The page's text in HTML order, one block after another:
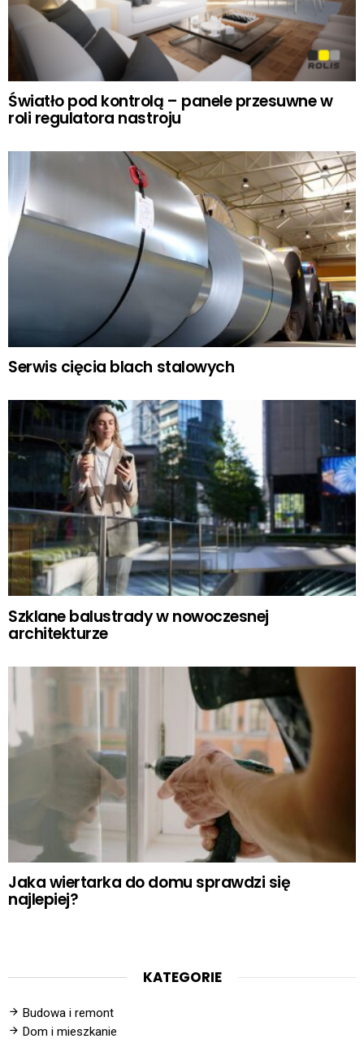
Światło pod kontrolą – panele przesuwne w
roli regulatora nastroju
Serwis cięcia blach stalowych
Szklane balustrady w nowoczesnej
architekturze
Jaka wiertarka do domu sprawdzi się
najlepiej?
KATEGORIE
Budowa i remont
Dom i mieszkanie